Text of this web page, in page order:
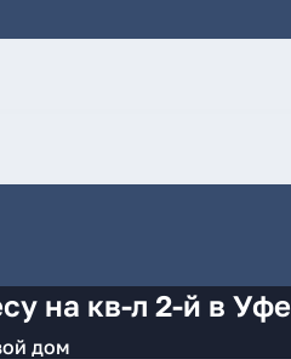
на кв-л 2-й в Уфе
дом